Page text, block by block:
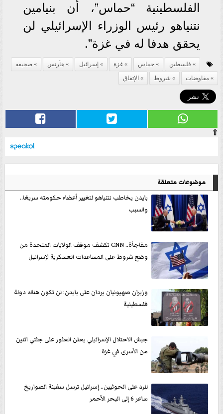
الفلسطينية “حماس”، أن بنيامين
نتنياهو رئيس الوزراء الإسرائيلي لن
يحقق هدفا له في غزة”.
فلسطين حماس غزة إسرائيل هآرتس
صحيفه
مفاوضات
شروط الإتفاق
⇧
موضوعات متعلقة
بايدن يخاطب نتنياهو لتغيير أعضاء حكومته سريعًا..
والسبب
مفاجأة.. CNN تكشف موقف الولايات المتحدة من
وضع شروط على المساعدات العسكرية لإسرائيل
وزيران صهيونيان يردان على بايدن: لن تكون هناك دولة
فلسطينية
جيش الاحتلال الإسرائيلي يعلن العثور على جثتي اثنين
من الأسرى في غزة
للرد على الحوثيين.. إسرائيل ترسل سفينة الصواريخ
ساعر 6 إلى البحر الأحمر